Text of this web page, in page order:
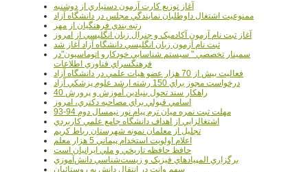
آغاز توزيع کارت آزمون دستياري از دوشنبه
ممنوعيت اشتغال داوطلبان نمايندگي مجلس در دانشگاه آزاد
رتبه بندي فرهنگيان از مهر
آغاز ثبت نام آزمون آکادميک و جنرال زبان انگليسي از امروز
ثبت نام آزمون زبان انگليسي دانشگاه آزاد آغاز شد
سمينار تخصصي " سيستم شناسايي خودکارو اتوماسيون"در
فرهنگسراي فناوري اطلاعات
فعاليت بيش از 70 هزار عضو هيات علمي در دانشگاه آزاد
درخواست مجوز براي 150 رشته ارشد علوم پزشکي آزاد
40 راهکار سند تحول بنيادين آموزش و پرورش
اسامي قبولي براي مصاحبه دکتري، امروز
مهلت ثبت نمره میان ترم پیام نور نیمسال دوم 94-93
اشتغالزايي از اهداف دانشگاه جامع علمي کاربردي
تجليل از معلمان نمونه شهرستان رباط کريم
اعلام اولويت استخدام پيماني 5 هزار معلم
حافظ حافظه تاريخي و ملي ايرانيان است
برگزاري المپيادهاي فيزيک و زيست‌شناسي دانش‌آموزي
سهم وانت در انتقال دانش به روستائيان